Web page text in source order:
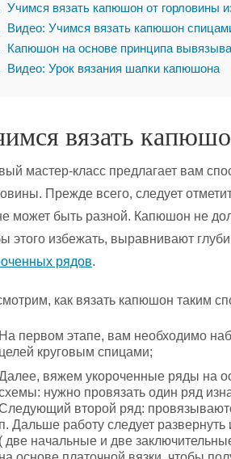
Учимся вязать капюшон от горловины
Видео: Учимся вязать капюшон
Капюшон на основе принципа
Видео: Урок вязания шапки капюшона
вязать
мастер-класс предлагает вам
Прежде всего, следует
может быть разной. Капюшон не
этого избежать, выравнивают
рядов.
как вязать капюшон таким
На первом этапе, вам необходимо
целей круговым спицами;
вяжем укороченные ряды на
нужно провязать один ряд
второй ряд:
п. Дальше работу следует
( две начальные и две